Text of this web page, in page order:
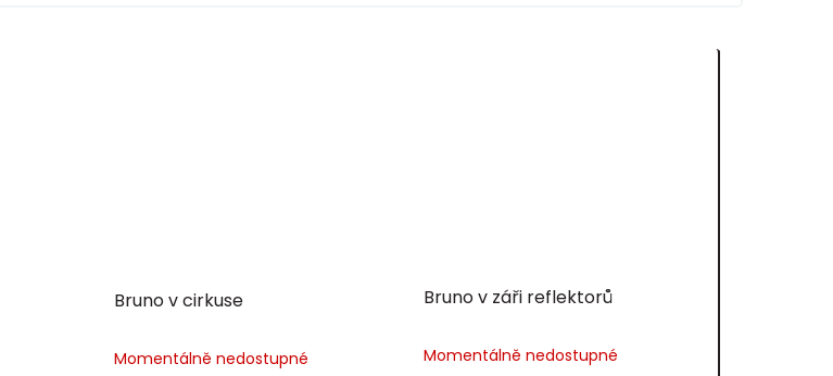
Bruno v cirkuse
Momentálně nedostupné
Bruno v záři reflektorů
Momentálně nedostupné